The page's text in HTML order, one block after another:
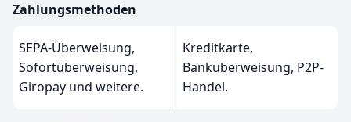
Zahlungsmethoden
SEPA-Überweisung,
Sofortüberweisung,
Giropay und weitere.
Kreditkarte,
Banküberweisung, P2P-
Handel.